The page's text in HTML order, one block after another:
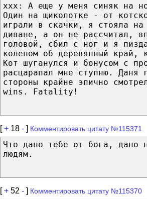
ххх: А еще у меня синяк на
Один на щиколотке - от
играли в скачки, я стояла на
диване, а он не рассчитал,
головой, сбил с ног и я
коленом об деревянный край,
Кот шуганулся и бонусом с
расцарапал мне ступню. Даня
стороны крайне эпично
wins. Fatality!
[+ 18 - ] Комментировать цитату №115371
Что дано тебе от бога, дано
людям.
[+ 52 - ] Комментировать цитату №115370